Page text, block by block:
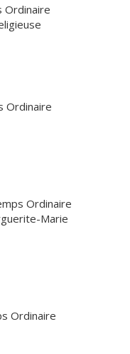
Ordinaire
Ordinaire
Ordinaire
Marie
Ordinaire